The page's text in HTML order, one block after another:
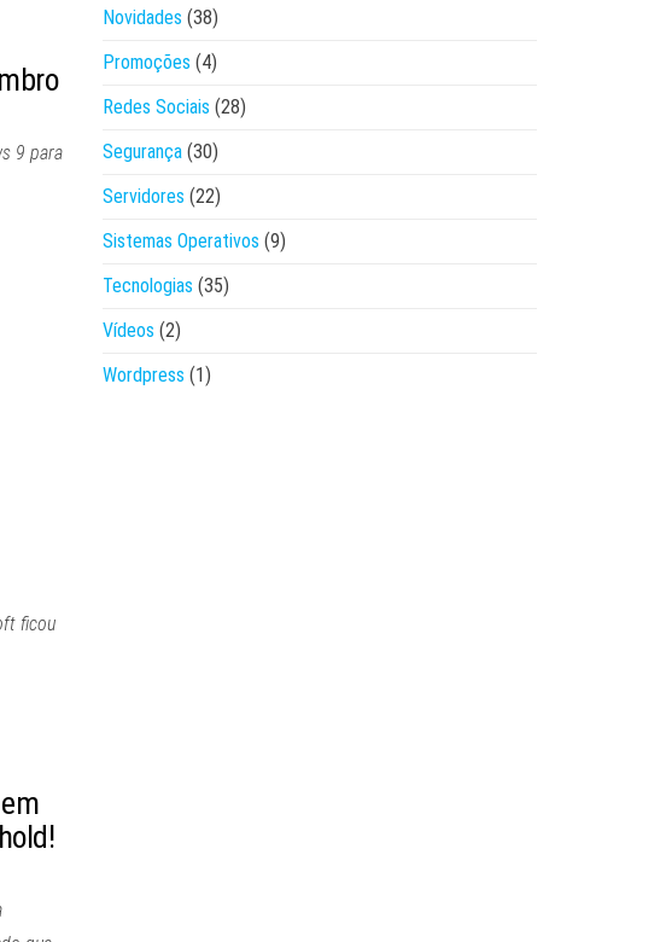
9 para
ficou
Novidades (38)
Promoções (4)
Redes Sociais (28)
Segurança (30)
Servidores (22)
Sistemas Operativos (9)
Tecnologias (35)
Vídeos (2)
Wordpress (1)